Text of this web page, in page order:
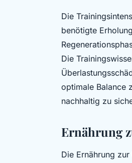
Die
benötigte
Die
optimale Balance
nachhaltig zu
Ernährung
Die Ernährung